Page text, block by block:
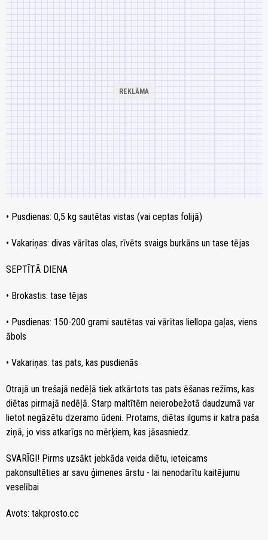
• Pusdienas: 0,5 kg sautētas vistas (vai ceptas folijā)
• Vakariņas: divas vārītas olas, rīvēts svaigs burkāns un tase tējas
SEPTĪTĀ DIENA
• Brokastis: tase tējas
• Pusdienas: 150-200 grami sautētas vai vārītas liellopa gaļas, viens
ābols
• Vakariņas: tas pats, kas pusdienās
Otrajā un trešajā nedēļā tiek atkārtots tas pats ēšanas režīms, kas
diētas pirmajā nedēļā. Starp maltītēm neierobežotā daudzumā var
lietot negāzētu dzeramo ūdeni. Protams, diētas ilgums ir katra paša
ziņā, jo viss atkarīgs no mērķiem, kas jāsasniedz.
SVARĪGI! Pirms uzsākt jebkāda veida diētu, ieteicams
pakonsultēties ar savu ģimenes ārstu - lai nenodarītu kaitējumu
veselībai
Avots: takprosto.cc